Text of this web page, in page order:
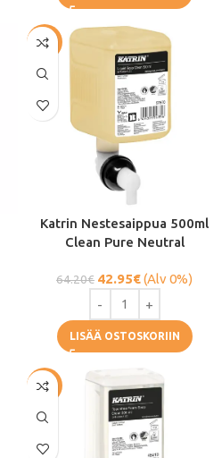
-33%
Katrin Nestesaippua 500ml
Clean Pure Neutral
64.20€ 42.95€(Alv 0%)
LISÄÄ OSTOSKORIIN
-14%